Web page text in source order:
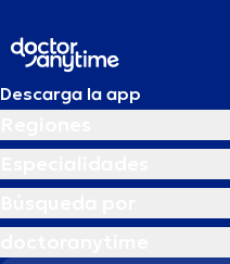
Descarga la app